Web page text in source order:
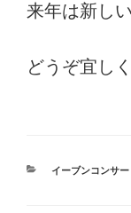
来年は新し
どうぞ宜し
カ
イーブンコンサー